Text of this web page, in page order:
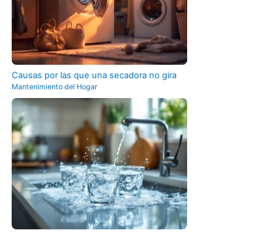
Causas por las que una secadora no gira
Mantenimiento del Hogar